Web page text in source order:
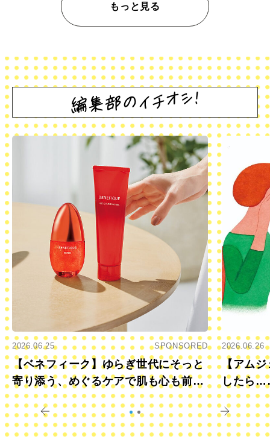
もっと見る
2026.06.25 SPONSORED
【ベネフィーク】ゆらぎ世代にそっと
寄り添う、めぐるケアで肌も心も前向
きに
2026.06.26
【アムジ
したら
すか？